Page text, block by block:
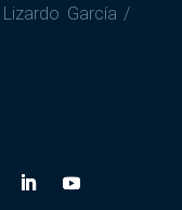
García /